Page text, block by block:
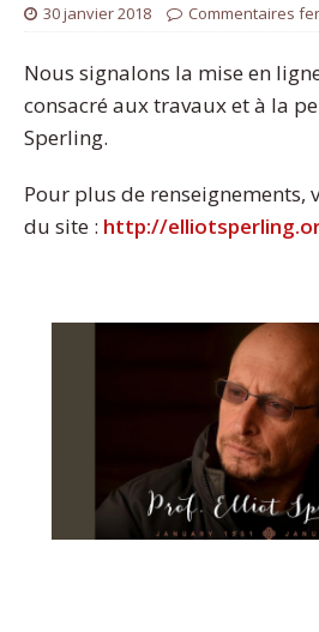
30 janvier 2018 Commentaires
Nous signalons la mise en
consacré aux travaux et à la
Sperling.
Pour plus de renseignements,
du site : http://